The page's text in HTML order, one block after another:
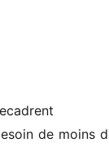
de moins